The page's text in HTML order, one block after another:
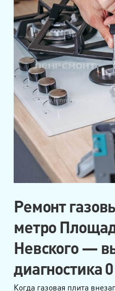
Ремонт
метро
Невского —
диагностика
Когда газовая плита